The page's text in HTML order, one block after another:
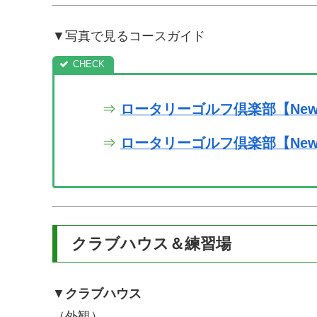
▼写真で見るコースガイド
⇒ ロータリーゴルフ倶楽部【
⇒ ロータリーゴルフ倶楽部【
クラブハウス＆練習場
▼ クラブハウス